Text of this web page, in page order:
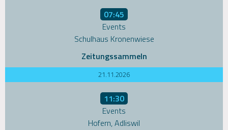
07:45
Events
Schulhaus Kronenwiese
Zeitungssammeln
21.11.2026
11:30
Events
Hofern, Adliswil